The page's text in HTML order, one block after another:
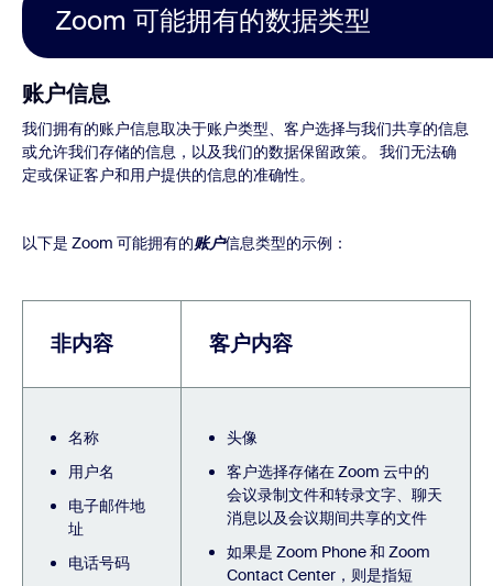
Zoom 可能拥有的数据类型
账户信息
我们拥有的账户信息取决于账户类型、客户选择与我们共享的信息
或允许我们存储的信息，以及我们的数据保留政策。 我们无法确
定或保证客户和用户提供的信息的准确性。
以下是 Zoom 可能拥有的账户信息类型的示例：
非内容 客户内容
名称
用户名
电子邮件地
址
电话号码
头像
客户选择存储在 Zoom 云中的
会议录制文件和转录文字、聊天
消息以及会议期间共享的文件
如果是 Zoom Phone 和 Zoom
Contact Center，则是指短